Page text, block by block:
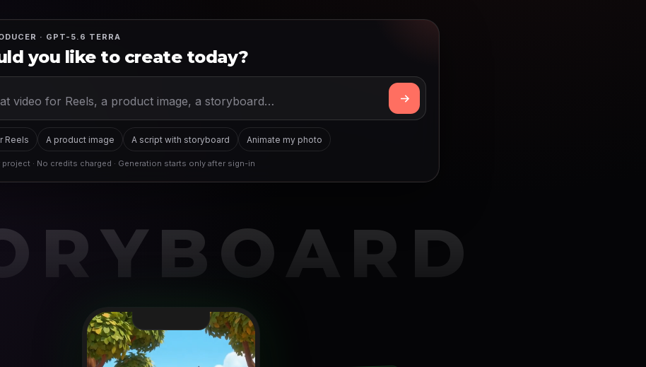
· GPT-5.6 TERRA
you like to create today?
Reels A product image A script with storyboard Animate my photo
· No credits charged · Generation starts only after sign-in